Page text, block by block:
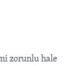
zorunlu hale